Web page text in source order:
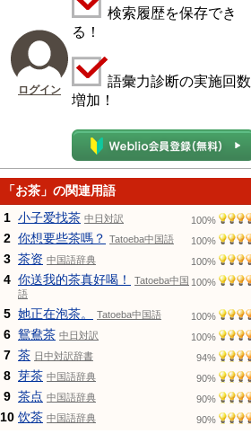
ログイン
検索履歴を保存でき
る！
語彙力診断の実施回数
増加！
「お茶」の関連用語
1 小子爱找茶 中日対訳 100%
2 你想要些茶嗎？ Tatoeba中国語 100%
3 茶资 中国語辞典 100%
4 你送我的茶真好喝！
Tatoeba中国
語
100%
5 她正在泡茶。 Tatoeba中国語 100%
6 鴛鴦茶 中日対訳 100%
7 茶 日中対訳辞書 94%
8 芽茶 中国語辞典 90%
9 茶点 中国語辞典 90%
10 饮茶 中国語辞典 90%